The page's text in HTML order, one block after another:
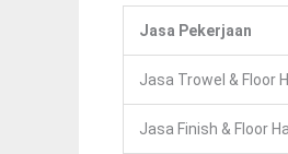
Jasa Pekerjaan
Jasa Trowel & Floor
Jasa Finish & Floor